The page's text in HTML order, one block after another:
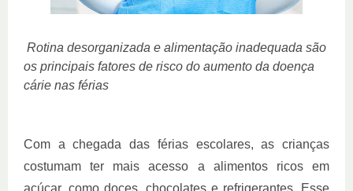
Rotina desorganizada e alimentação inadequada são
os principais fatores de risco do aumento da doença
cárie nas férias
Com a chegada das férias escolares, as crianças
costumam ter mais acesso a alimentos ricos em
açúcar, como doces, chocolates e refrigerantes. Esse